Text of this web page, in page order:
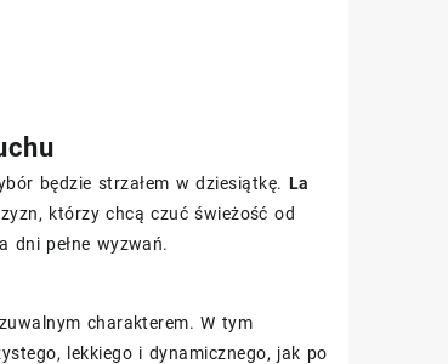
będzie strzałem w dziesiątkę. La
którzy chcą czuć świeżość od
dni pełne wyzwań.
charakterem. W tym
lekkiego i dynamicznego, jak po